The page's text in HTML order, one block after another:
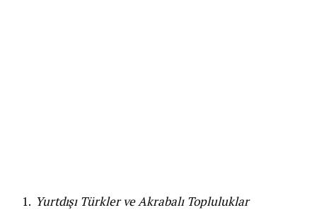
Yurtdışı Türkler ve Akrabalı Topluluklar